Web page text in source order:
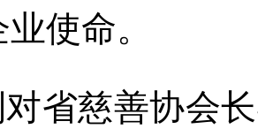
使命。
省慈善协会